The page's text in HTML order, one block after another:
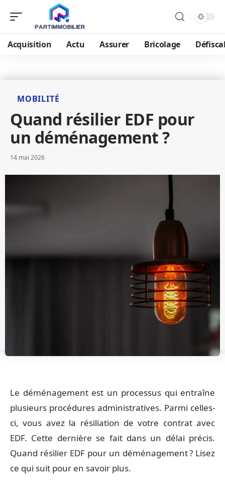
Acquisition Actu Assurer Bricolage
MOBILITÉ
Quand résilier EDF pour
un déménagement ?
14 mai 2026
Le déménagement est un processus qui entraîne
plusieurs procédures administratives. Parmi celles-
ci, vous avez la résiliation de votre contrat avec
EDF. Cette dernière se fait dans un délai précis.
Quand résilier EDF pour un déménagement ? Lisez
ce qui suit pour en savoir plus.